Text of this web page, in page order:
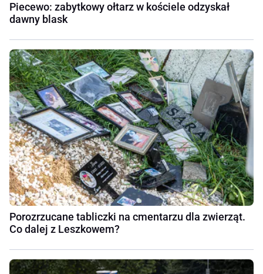
Piecewo: zabytkowy ołtarz w kościele odzyskał
dawny blask
Porozrzucane tabliczki na cmentarzu dla zwierząt.
Co dalej z Leszkowem?